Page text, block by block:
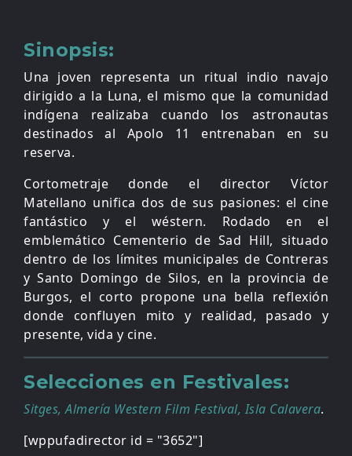
Sinopsis:
Una joven representa un ritual indio navajo
dirigido a la Luna, el mismo que la comunidad
indígena realizaba cuando los astronautas
destinados al Apolo 11 entrenaban en su
reserva.
Cortometraje donde el director Víctor
Matellano unifica dos de sus pasiones: el cine
fantástico y el wéstern. Rodado en el
emblemático Cementerio de Sad Hill, situado
dentro de los límites municipales de Contreras
y Santo Domingo de Silos, en la provincia de
Burgos, el corto propone una bella reflexión
donde confluyen mito y realidad, pasado y
presente, vida y cine.
Selecciones en Festivales:
Sitges, Almería Western Film Festival, Isla Calavera.
[wppufadirector id = "3652"]